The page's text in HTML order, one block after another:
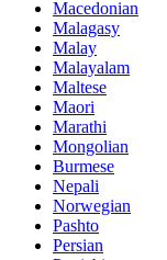
Macedonian
Malagasy
Malay
Malayalam
Maltese
Maori
Marathi
Mongolian
Burmese
Nepali
Norwegian
Pashto
Persian